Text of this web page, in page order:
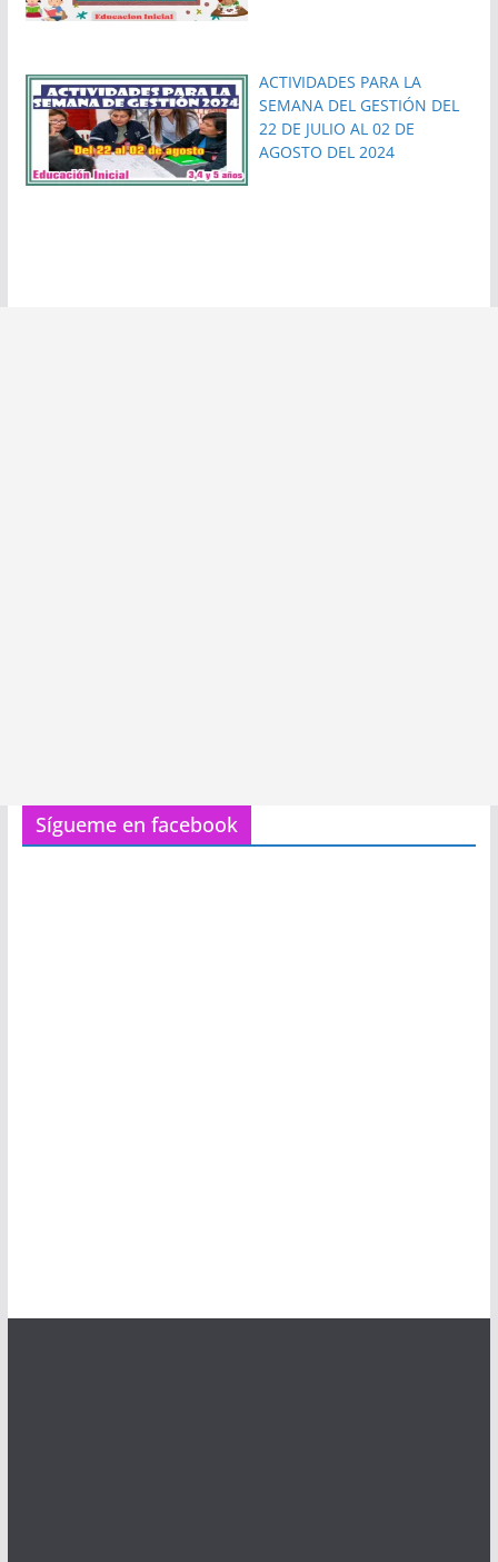
ACTIVIDADES PARA LA
SEMANA DEL GESTIÓN DEL
22 DE JULIO AL 02 DE
AGOSTO DEL 2024
Sígueme en facebook